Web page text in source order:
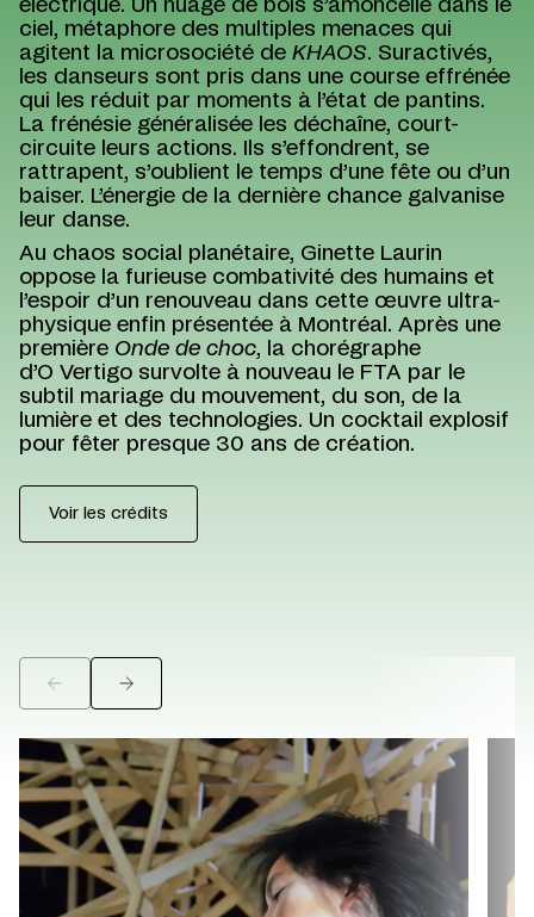
électrique. Un nuage de bois s’amoncelle dans le
ciel, métaphore des multiples menaces qui
agitent la microsociété de KHAOS. Suractivés,
les danseurs sont pris dans une course effrénée
qui les réduit par moments à l’état de pantins.
La frénésie généralisée les déchaîne, court-
circuite leurs actions. Ils s’effondrent, se
rattrapent, s’oublient le temps d’une fête ou d’un
baiser. L’énergie de la dernière chance galvanise
leur danse.
Au chaos social planétaire, Ginette Laurin
oppose la furieuse combativité des humains et
l’espoir d’un renouveau dans cette œuvre ultra-
physique enfin présentée à Montréal. Après une
première Onde de choc, la chorégraphe
d’O Vertigo survolte à nouveau le FTA par le
subtil mariage du mouvement, du son, de la
lumière et des technologies. Un cocktail explosif
pour fêter presque 30 ans de création.
Voir les crédits